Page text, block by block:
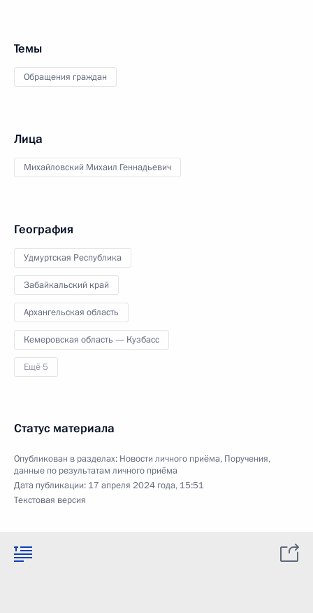
Темы
Обращения граждан
Лица
Михайловский Михаил Геннадьевич
География
Удмуртская Республика
Забайкальский край
Архангельская область
Кемеровская область — Кузбасс
Ещё 5
Статус материала
Опубликован в разделах: Новости личного приёма, Поручения,
данные по результатам личного приёма
Дата публикации: 17 апреля 2024 года, 15:51
Текстовая версия